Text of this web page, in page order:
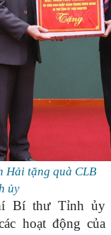
Hải tặng quà CLB
ủy
Bí thư Tỉnh ủy
hoạt động của